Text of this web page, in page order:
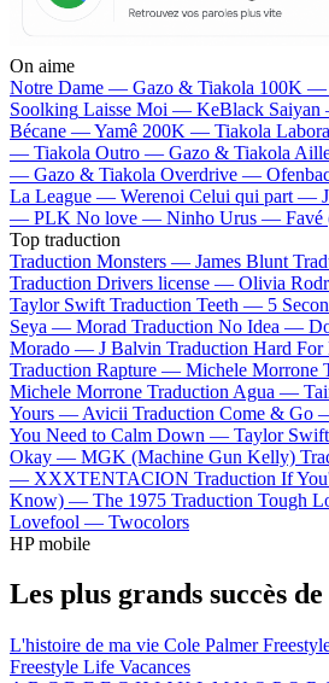
On aime
Notre Dame — Gazo & Tiakola 100K —
Soolking Laisse Moi — KeBlack
Bécane —Yamê 200K — Tiakola
— Tiakola Outro — Gazo & Tiakola
— Gazo & Tiakola Overdrive —
La League — Werenoi Celui qui part —
— PLK No love — Ninho Urus — Favé
Top traduction
Traduction Monsters — James Blunt
Traduction Drivers license — Olivia
Taylor Swift Traduction Teeth — 5
Seya — Morad Traduction No Idea —
Morado — J Balvin Traduction Hard
Traduction Rapture — Michele Morrone
Michele Morrone Traduction Agua —
Yours — Avicii Traduction Come & Go
You Need to Calm Down — Taylor Swift
Okay — MGK (Machine Gun Kelly)
— XXXTENTACION Traduction If
Know) — The 1975 Traduction Tough
Lovefool — Twocolors
HP mobile
Les plus grands succès
L'histoire de ma vie Cole Palmer
Freestyle Life Vacances